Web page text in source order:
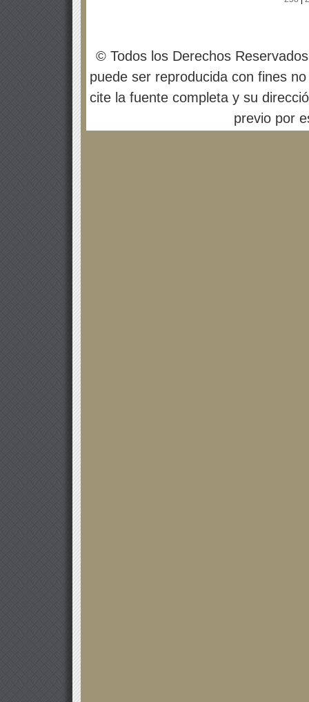
© Todos los Derechos
puede ser reproducida con fines
cite la fuente completa y su
previo por